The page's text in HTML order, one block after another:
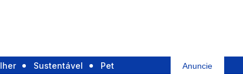
Sustentável Pet Anuncie